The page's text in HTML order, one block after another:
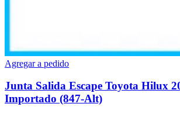
Agregar a pedido
Junta Salida Escape Toyota Hilux
Importado (847-Alt)